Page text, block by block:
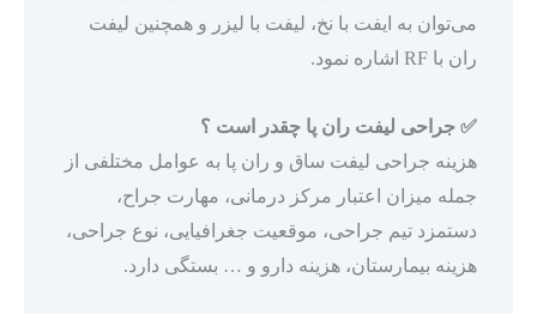
می‌توان به ایفت با نخ، لیفت با لیزر و همچنین لیفت
ران با RF اشاره نمود.
✅ جراحی لیفت ران پا چقدر است ؟
هزینه جراحی لیفت ساق و ران پا به عوامل مختلفی از
جمله میزان اعتبار مرکز درمانی، مهارت جراح،
دستمزد تیم جراحی، موقعیت جغرافیایی، نوع جراحی،
هزینه بیمارستان، هزینه دارو و … بستگی دارد.